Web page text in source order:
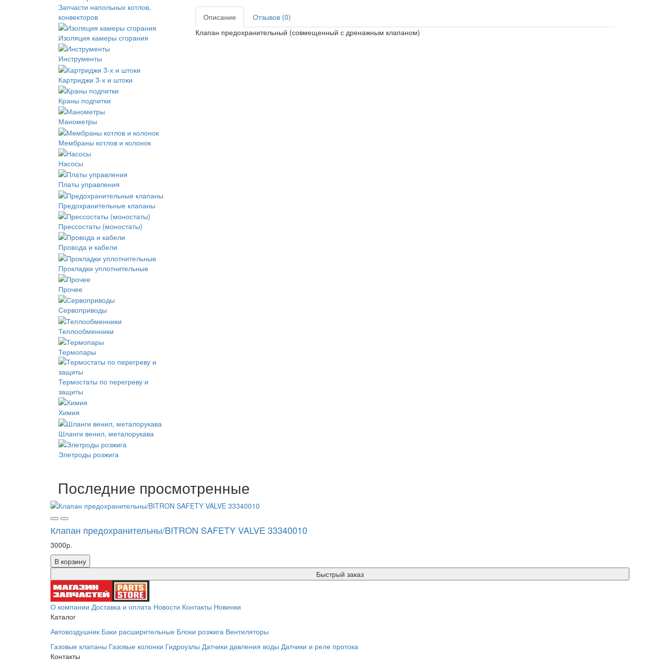
Запчасти напольных котлов,
конвекторов
Изоляция камеры сгорания
Инструменты
Картриджи 3-х и штоки
Краны подпитки
Манометры
Мембраны котлов и колонок
Насосы
Платы управления
Предохранительные клапаны
Прессостаты (моностаты)
Провода и кабели
Прокладки уплотнительные
Прочее
Сервоприводы
Теплообменники
Термопары
Термостаты по перегреву и
защиты
Химия
Шланги венил, металорукава
Элетроды розжига
Описание
Отзывов (0)
Клапан предохранительный (совмещенный с дренажным клапаном)
Последние просмотренные
Клапан предохранительны/BITRON SAFETY VALVE 33340010
3000р.
В корзину
Быстрый заказ
О компании Доставка и оплата Новости Контакты Новинки
Каталог
Автовоздушник Баки расширительные Блоки розжига Вентиляторы
Газовые клапаны Газовые колонки Гидроузлы Датчики давления воды Датчики и реле протока
Контакты